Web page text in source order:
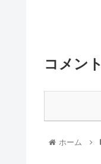
コメント
ホーム